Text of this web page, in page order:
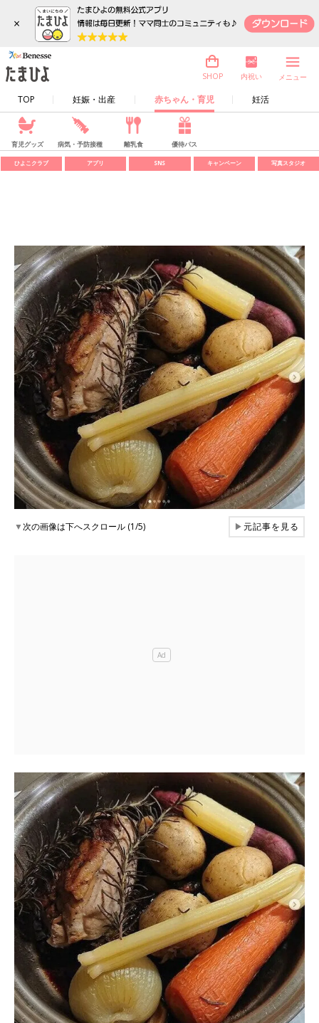
×
TOP 妊娠・出産 赤ちゃん・育児 妊活
SHOP 内祝い メニュー
育児グッズ 病気・予防接種 離乳食 優待パス
ひよこクラブ アプリ SNS キャンペーン 写真スタジオ
▼次の画像は下へスクロール (1/5) ▶元記事を見る